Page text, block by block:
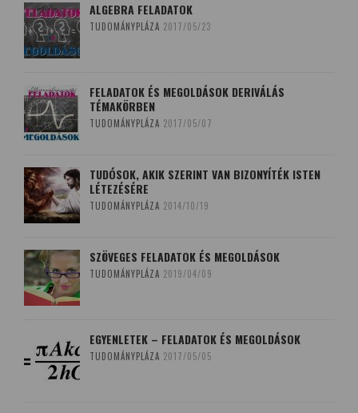
ALGEBRA FELADATOK
TUDOMÁNYPLÁZA 2017/05/23
FELADATOK ÉS MEGOLDÁSOK DERIVÁLÁS
TÉMAKÖRBEN
TUDOMÁNYPLÁZA 2017/05/07
TUDÓSOK, AKIK SZERINT VAN BIZONYÍTÉK ISTEN
LÉTEZÉSÉRE
TUDOMÁNYPLÁZA 2014/10/19
SZÖVEGES FELADATOK ÉS MEGOLDÁSOK
TUDOMÁNYPLÁZA 2019/04/09
EGYENLETEK – FELADATOK ÉS MEGOLDÁSOK
TUDOMÁNYPLÁZA 2017/05/05